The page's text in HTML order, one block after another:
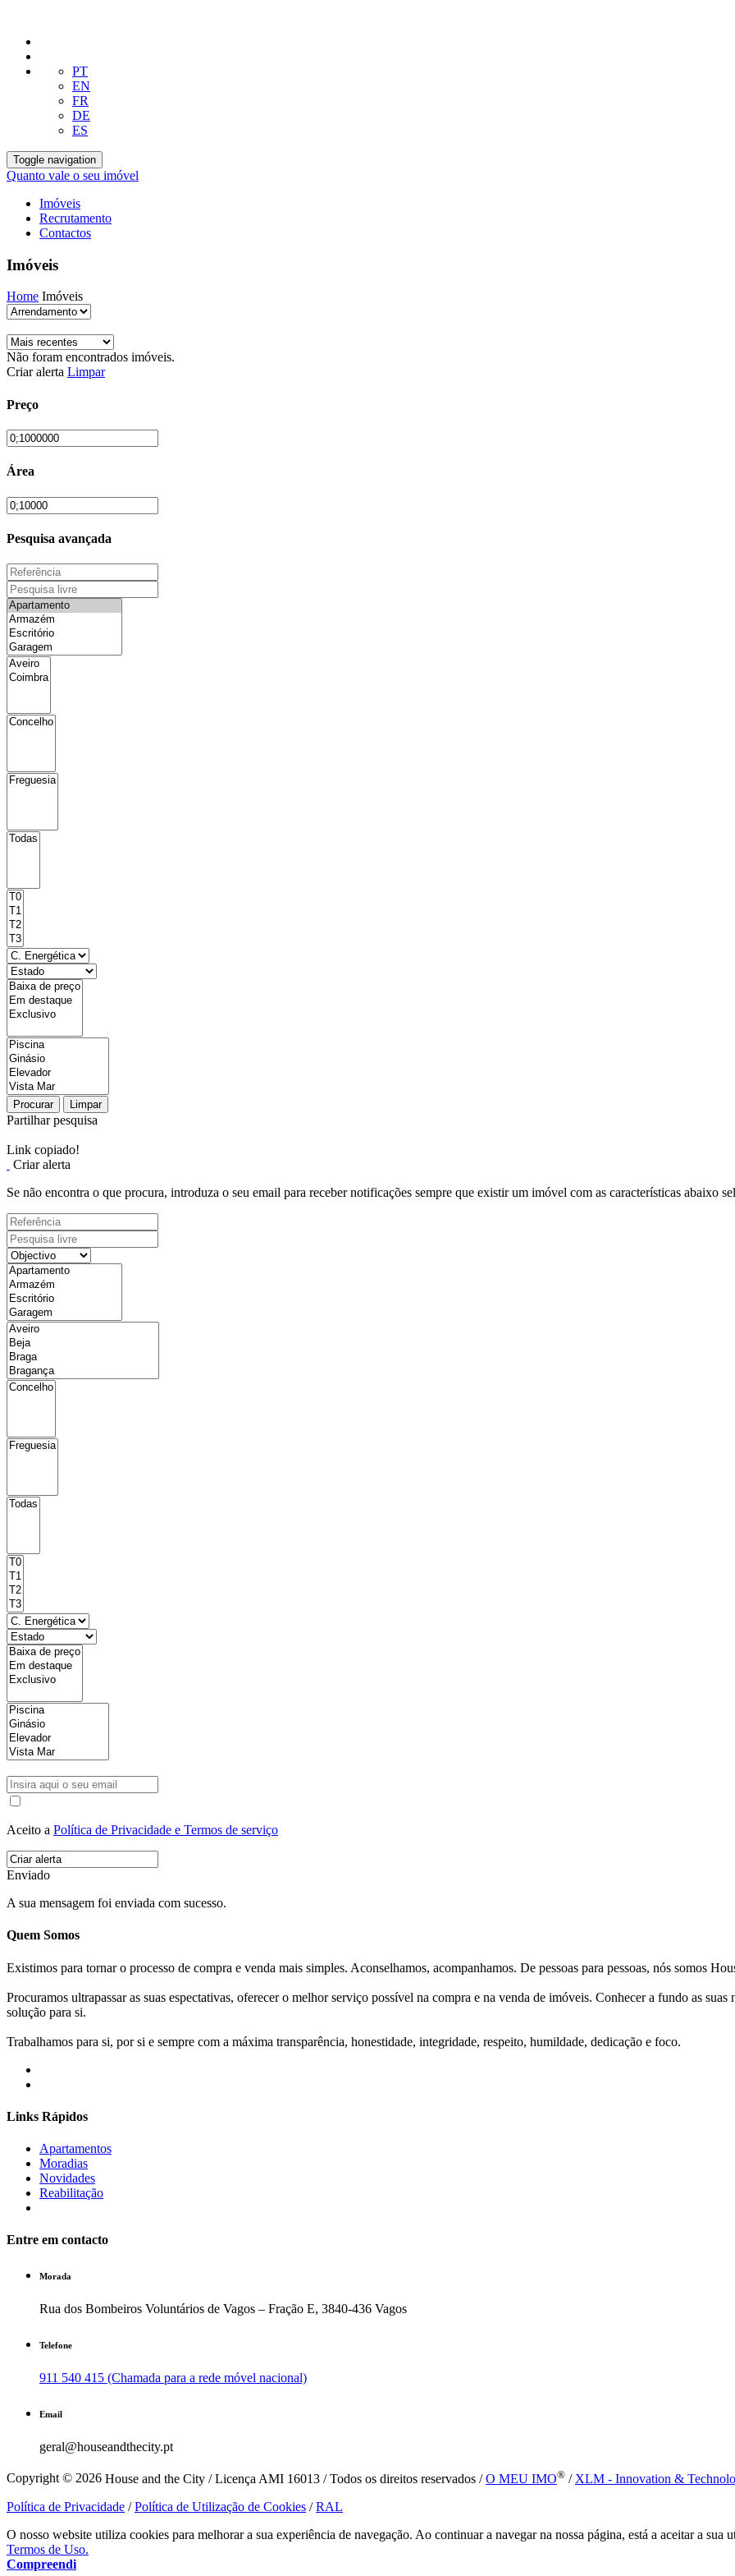
PT
EN
FR
DE
ES
Toggle navigation
Quanto vale o seu imóvel
Imóveis
Recrutamento
Contactos
Imóveis
Home Imóveis
Não foram encontrados imóveis.
Criar alerta Limpar
Preço
Área
Pesquisa avançada
Procurar Limpar
Partilhar pesquisa
Link copiado!
Criar alerta
Se não encontra o que procura, introduza o seu email para receber notificações sempre que existir um imóvel com as características abaixo
Aceito a Política de Privacidade e Termos de serviço
Enviado
A sua mensagem foi enviada com sucesso.
Quem Somos
Existimos para tornar o processo de compra e venda mais simples. Aconselhamos, acompanhamos. De pessoas para pessoas, nós somos
Procuramos ultrapassar as suas espectativas, oferecer o melhor serviço possível na compra e na venda de imóveis. Conhecer a fundo as
solução para si.
Trabalhamos para si, por si e sempre com a máxima transparência, honestidade, integridade, respeito, humildade, dedicação e foco.
Links Rápidos
Apartamentos
Moradias
Novidades
Reabilitação
Entre em contacto
Morada
Rua dos Bombeiros Voluntários de Vagos – Fração E, 3840-436 Vagos
Telefone
911 540 415 (Chamada para a rede móvel nacional)
Email
geral@houseandthecity.pt
Copyright © 2026 House and the City / Licença AMI 16013 / Todos os direitos reservados /O MEU IMO® / XLM - Innovation &
Política de Privacidade /Política de Utilização de Cookies /RAL
O nosso website utiliza cookies para melhorar a sua experiência de navegação. Ao continuar a navegar na nossa página, está a aceitar a sua
Termos de Uso.
Compreendi